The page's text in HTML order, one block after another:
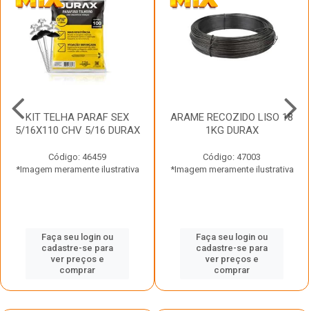
KIT TELHA PARAF SEX
5/16X110 CHV 5/16 DURAX
Código: 46459
*Imagem meramente ilustrativa
Faça seu login ou
cadastre-se para
ver preços e
comprar
ARAME RECOZIDO LISO 18
1KG DURAX
Código: 47003
*Imagem meramente ilustrativa
Faça seu login ou
cadastre-se para
ver preços e
comprar